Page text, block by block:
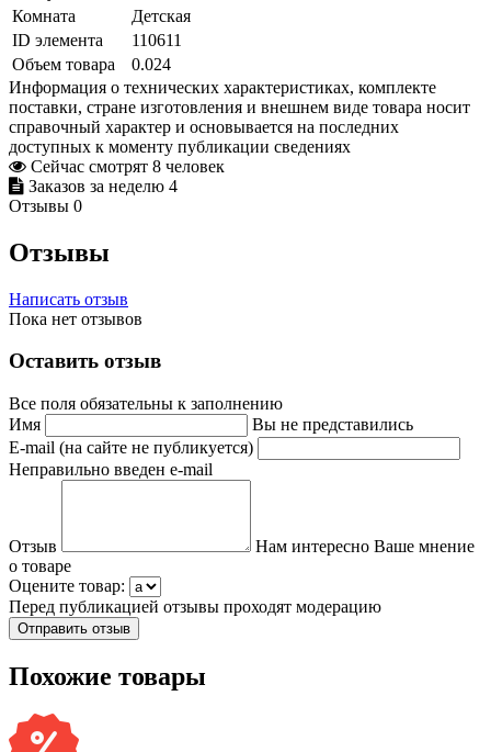
Комната
Детская
ID элемента
110611
Объем товара
0.024
Информация о технических характеристиках, комплекте
поставки, стране изготовления и внешнем виде товара носит
справочный характер и основывается на последних
доступных к моменту публикации сведениях
Сейчас смотрят 8 человек
Заказов за неделю 4
Отзывы 0
Отзывы
Написать отзыв
Пока нет отзывов
Оставить отзыв
Все поля обязательны к заполнению
Имя
Вы не представились
E-mail (на сайте не публикуется)
Неправильно введен e-mail
Отзыв
Нам интересно Ваше мнение
о товаре
Оцените товар:
Перед публикацией отзывы проходят модерацию
Похожие товары